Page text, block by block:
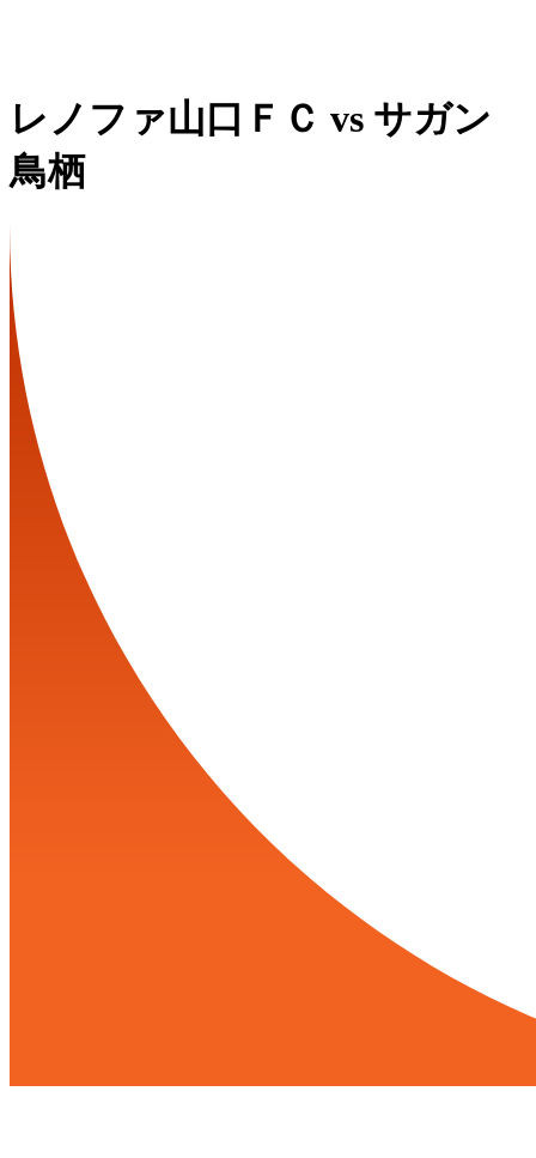
レノファ山口ＦＣ vs サガン
鳥栖